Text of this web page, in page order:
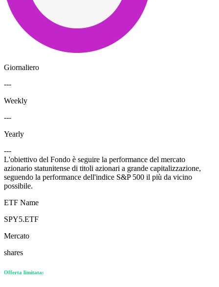
Giornaliero
---
Weekly
---
Yearly
---
L'obiettivo del Fondo è seguire la performance del mercato
azionario statunitense di titoli azionari a grande capitalizzazione,
seguendo la performance dell'indice S&P 500 il più da vicino
possibile.
ETF Name
SPY5.ETF
Mercato
shares
Offerta limitata: